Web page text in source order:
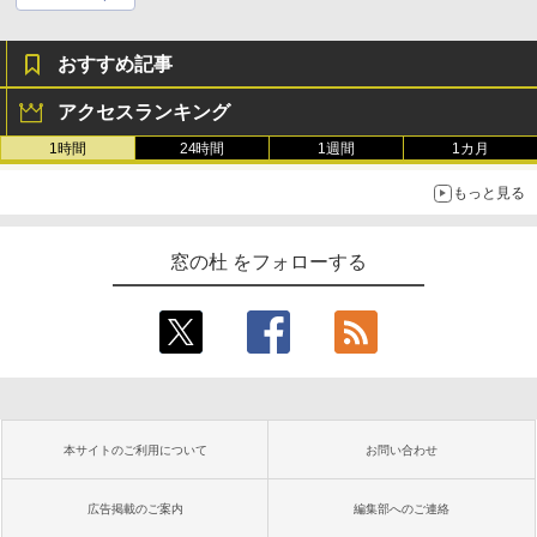
おすすめ記事
アクセスランキング
1時間 24時間 1週間 1カ月
もっと見る
窓の杜 をフォローする
本サイトのご利用について お問い合わせ
広告掲載のご案内 編集部へのご連絡